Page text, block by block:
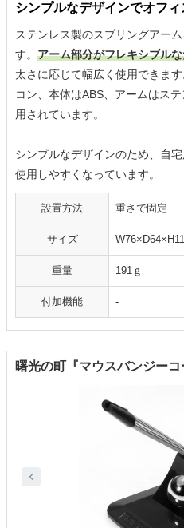
シンプルなデザインでオフ
ステンレス製のスプリングアー
す。 アーム部分がフレキシブル
太さに応じて幅広く使用できま
コン、本体はABS、アームはス
用されています。
シンプルなデザインのため、自
使用しやすくなっています。
設置方法 重さで固定
サイズ
重量 191ｇ
付加機能 -
曙光の町『マウスバンジーコ